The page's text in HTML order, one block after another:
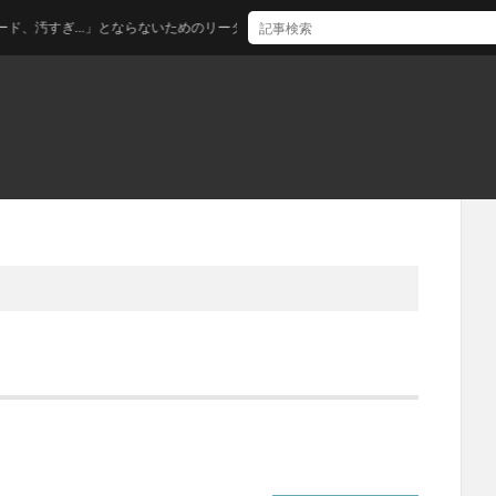
ならないためのリーダブルコード